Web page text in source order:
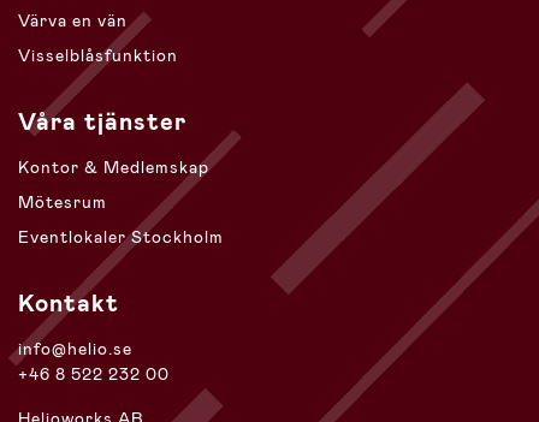
Värva en vän
Visselblåsfunktion
Våra tjänster
Kontor & Medlemskap
Mötesrum
Eventlokaler Stockholm
Kontakt
info@helio.se
+46 8 522 232 00